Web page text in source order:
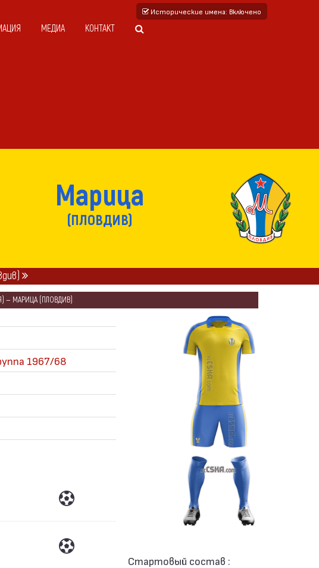
Исторические имена: Включено
МЕДИА КОНТАКТ
Марица
(ПЛОВДИВ)
— МАРИЦА (ПЛОВДИВ)
1967/68
Стартовый состав :